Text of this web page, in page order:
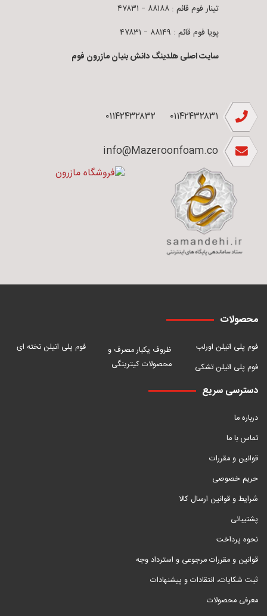
تینار فوم قائم : ۸۸۱۸۸ – ۴۷۸۳۱
پویا فوم قائم : ۸۸۱۴۹ – ۴۷۸۳۱
سایت اصلی هلدینگ دانش بنیان مازرون فوم
۰۱۱۴۲۴۳۲۸۳۱ ۰۱۱۴۲۴۳۲۸۳۲
info@Mazeroonfoam.co
محصولات
فوم پلی اتیلن اورلب
فوم پلی اتیلن تشکی
ظروف یکبار مصرف و
محصولات کیترینگی
فوم پلی اتیلن تخته ای
دسترسی سریع
درباره ما
تماس با ما
قوانین و مقررات
حریم خصوصی
شرایط و قوانین ارسال کالا
پشتیبانی
نحوه پرداخت
قوانین و مقررات مرجوعی و استرداد وجه
ثبت شکایات، انتقادات و پیشنهادات
معرفی محصولات